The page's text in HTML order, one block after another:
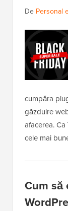
De Personal
cumpăra
găzduire
afacerea.
cele mai
Cum